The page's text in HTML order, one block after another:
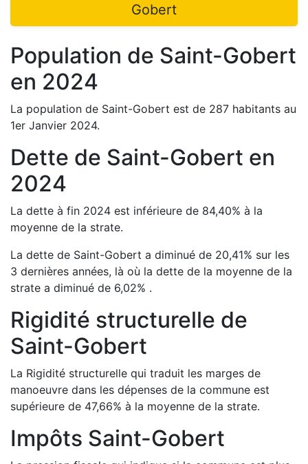
Gobert
Population de Saint-Gobert
en 2024
La population de Saint-Gobert est de 287 habitants au
1er Janvier 2024.
Dette de Saint-Gobert en
2024
La dette à fin 2024 est inférieure de 84,40% à la
moyenne de la strate.
La dette de Saint-Gobert a diminué de 20,41% sur les
3 dernières années, là où la dette de la moyenne de la
strate a diminué de 6,02% .
Rigidité structurelle de
Saint-Gobert
La Rigidité structurelle qui traduit les marges de
manoeuvre dans les dépenses de la commune est
supérieure de 47,66% à la moyenne de la strate.
Impôts Saint-Gobert